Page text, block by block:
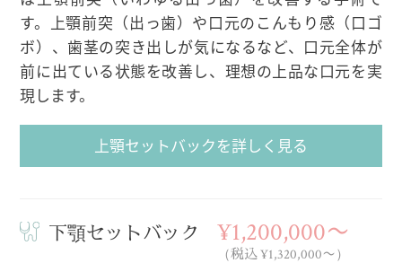
す。上顎前突（出っ歯）や口元のこんもり感（口ゴ
ボ）、歯茎の突き出しが気になるなど、口元全体が
前に出ている状態を改善し、理想の上品な口元を実
現します。
上顎セットバックを詳しく見る
下顎セットバック ¥1,200,000〜
（税込 ¥1,320,000〜）